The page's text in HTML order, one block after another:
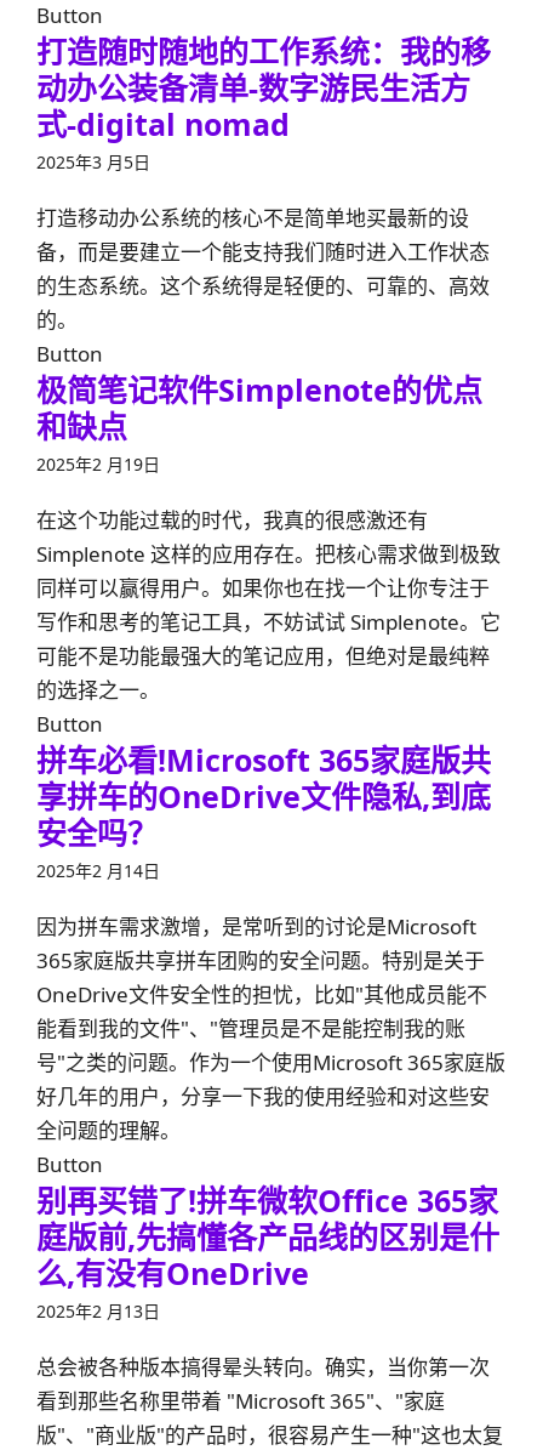
Button
打造随时随地的工作系统：我的移
动办公装备清单-数字游民生活方
式-digital nomad
2025年3 月5日
打造移动办公系统的核心不是简单地买最新的设
备，而是要建立一个能支持我们随时进入工作状态
的生态系统。这个系统得是轻便的、可靠的、高效
的。
Button
极简笔记软件Simplenote的优点
和缺点
2025年2 月19日
在这个功能过载的时代，我真的很感激还有
Simplenote 这样的应用存在。把核心需求做到极致
同样可以赢得用户。如果你也在找一个让你专注于
写作和思考的笔记工具，不妨试试 Simplenote。它
可能不是功能最强大的笔记应用，但绝对是最纯粹
的选择之一。
Button
拼车必看!Microsoft 365家庭版共
享拼车的OneDrive文件隐私,到底
安全吗？
2025年2 月14日
因为拼车需求激增，是常听到的讨论是Microsoft
365家庭版共享拼车团购的安全问题。特别是关于
OneDrive文件安全性的担忧，比如"其他成员能不
能看到我的文件"、"管理员是不是能控制我的账
号"之类的问题。作为一个使用Microsoft 365家庭版
好几年的用户，分享一下我的使用经验和对这些安
全问题的理解。
Button
别再买错了!拼车微软Office 365家
庭版前,先搞懂各产品线的区别是什
么,有没有OneDrive
2025年2 月13日
总会被各种版本搞得晕头转向。确实，当你第一次
看到那些名称里带着 "Microsoft 365"、"家庭
版"、"商业版"的产品时，很容易产生一种"这也太复